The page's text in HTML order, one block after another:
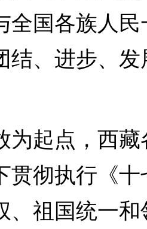
全国各族人
结、进步、发
起点，西藏
贯彻执行《十
、祖国统一